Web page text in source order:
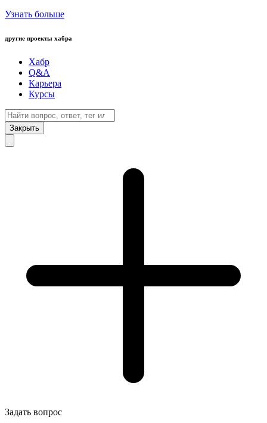
Узнать больше
другие проекты хабра
Хабр
Q&A
Карьера
Курсы
Закрыть
Задать вопрос